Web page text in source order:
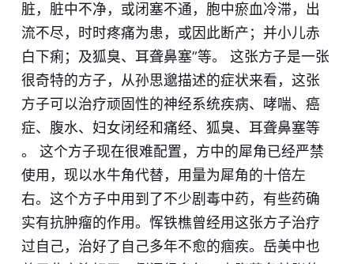
脏，脏中不净，或闭塞不通，胞中瘀血冷滞，出
流不尽，时时疼痛为患，或因此断产；并小儿赤
白下痢；及狐臭、耳聋鼻塞”等。 这张方子是一张
很奇特的方子，从孙思邈描述的症状来看，这张
方子可以治疗顽固性的神经系统疾病、哮喘、癌
症、腹水、妇女闭经和痛经、狐臭、耳聋鼻塞等​
。 这个方子现在很难配置，方中的犀角已经严禁
使用，现以水牛角代替，用量为犀角的十倍左
右。​这个方子中用到了不少剧毒中药，有些药确
实有抗肿瘤的作用。恽铁樵曾经用这张方子治疗
过自己，治好了自己多年不愈的​痼疾。岳美中也